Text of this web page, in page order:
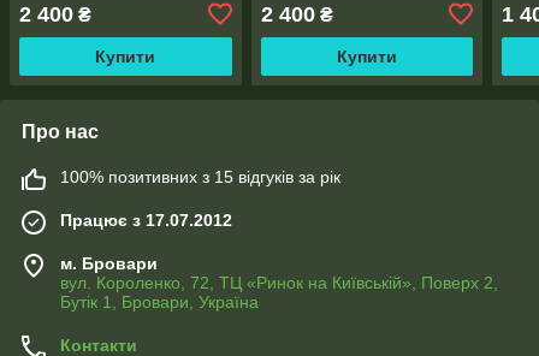
2 400 ₴
Купити
2 400₴
Купити
1
Про нас
100% позитивних з 15 відгуків за рік
Працює з 17.07.2012
м. Бровари
вул. Короленко, 72, ТЦ «Ринок на Київській», Поверх 2,
Бутік 1, Бровари, Україна
Контакти